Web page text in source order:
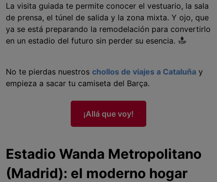
La visita guiada te permite conocer el vestuario, la sala
de prensa, el túnel de salida y la zona mixta. Y ojo, que
ya se está preparando la remodelación para convertirlo
en un estadio del futuro sin perder su esencia.
No te pierdas nuestros chollos de viajes a Cataluña y
empieza a sacar tu camiseta del Barça.
¡Allá que voy!
Estadio Wanda Metropolitano
(Madrid): el moderno hogar